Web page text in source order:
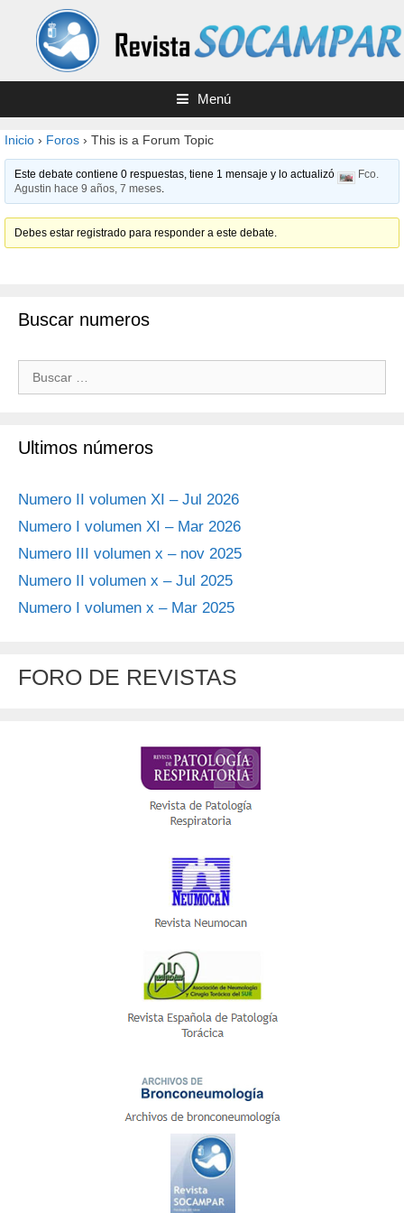
contenido
Menú
Inicio › Foros › This is a Forum Topic
Este debate contiene 0 respuestas, tiene 1 mensaje y lo actualizó
Fco.
Agustin hace 9 años, 7 meses.
Debes estar registrado para responder a este debate.
Buscar numeros
Buscar:
Ultimos números
Numero II volumen XI – Jul 2026
Numero I volumen XI – Mar 2026
Numero III volumen x – nov 2025
Numero II volumen x – Jul 2025
Numero I volumen x – Mar 2025
FORO DE REVISTAS